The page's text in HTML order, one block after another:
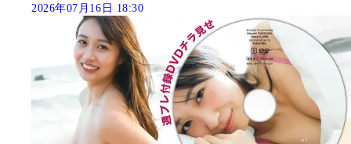
2026年07月16日 18:30